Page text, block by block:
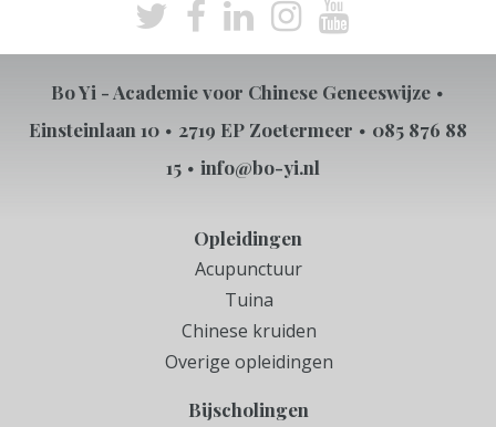
Bo Yi - Academie voor Chinese Geneeswijze
Einsteinlaan 10
2719 EP Zoetermeer
085 876 88
15
info@bo-yi.nl
Opleidingen
Acupunctuur
Tuina
Chinese kruiden
Overige opleidingen
Bijscholingen